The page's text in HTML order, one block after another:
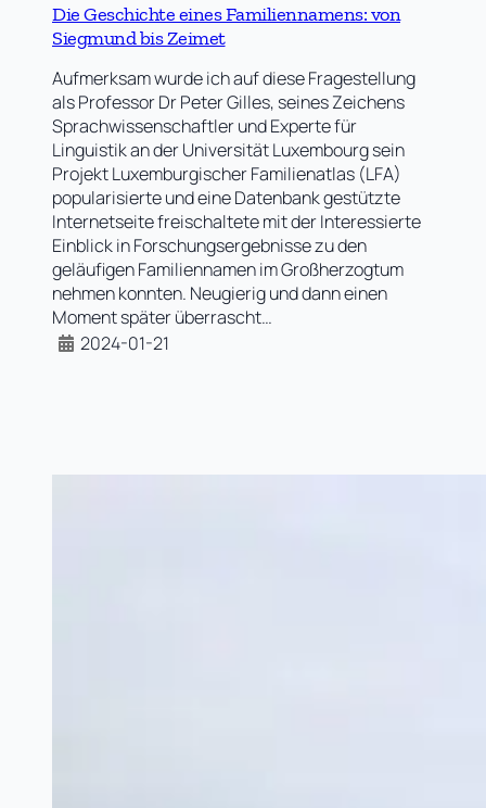
Die Geschichte eines Familiennamens: von
Siegmund bis Zeimet
Aufmerksam wurde ich auf diese Fragestellung
als Professor Dr Peter Gilles, seines Zeichens
Sprachwissenschaftler und Experte für
Linguistik an der Universität Luxembourg sein
Projekt Luxemburgischer Familienatlas (LFA)
popularisierte und eine Datenbank gestützte
Internetseite freischaltete mit der Interessierte
Einblick in Forschungsergebnisse zu den
geläufigen Familiennamen im Großherzogtum
nehmen konnten. Neugierig und dann einen
Moment später überrascht…
2024-01-21